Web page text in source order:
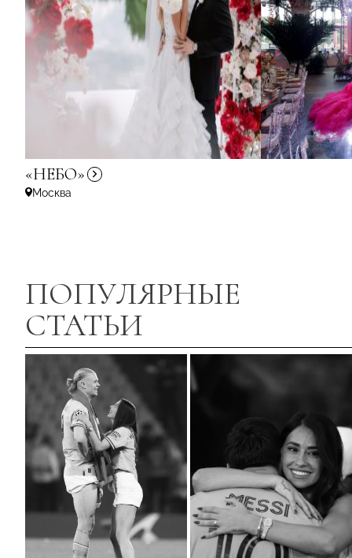
«НЕБО»
Москва
ПОПУЛЯРНЫЕ
СТАТЬИ